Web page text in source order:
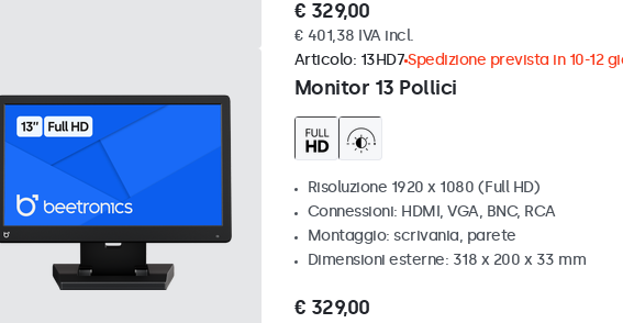
€ 329,00
€ 401,38 IVA incl.
Monitor 13 Pollici
Articolo: 13HD7Spedizione prevista in 10-12
Risoluzione 1920 x 1080 (Full HD)
Connessioni: HDMI, VGA, BNC, RCA
Montaggio: scrivania, parete
Dimensioni esterne: 318 x 200 x 33 mm
€ 329,00